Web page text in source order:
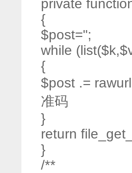
private
{
$post='';
while
{
$post .=
准码
}
return
}
/**